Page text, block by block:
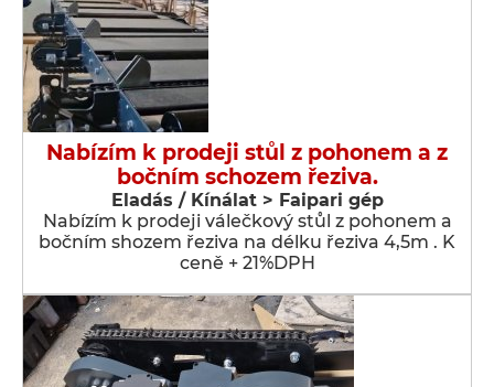
Nabízím k prodeji stůl z pohonem a z
bočním schozem řeziva.
Eladás / Kínálat > Faipari gép
Nabízím k prodeji válečkový stůl z pohonem a
bočním shozem řeziva na délku řeziva 4,5m . K
ceně + 21%DPH